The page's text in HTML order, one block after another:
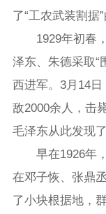
了“工农武装割据”
1929年初春，
泽东、朱德采取“
西进军。3月14
敌2000余人，击
毛泽东从此发现
早在1926年，
在邓子恢、张鼎
了小块根据地，